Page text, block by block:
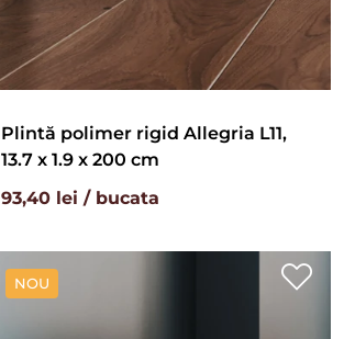
Plintă polimer rigid Allegria L11,
13.7 x 1.9 x 200 cm
93,40 lei / bucata
NOU